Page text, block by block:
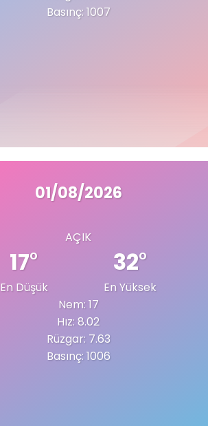
Basınç: 1007
01/08/2026
AÇIK
17°
En Düşük
32°
En Yüksek
Nem: 17
Hız: 8.02
Rüzgar: 7.63
Basınç: 1006